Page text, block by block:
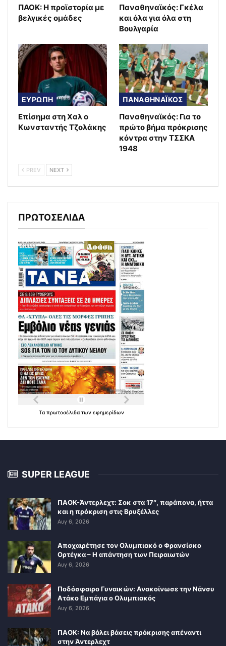
ΠΑΟΚ: Η προϊστορία με
βελγικές ομάδες
Παναθηναϊκός: Γκέλα
και όλα για όλα στη
Βουλγαρία
ΕΥΡΩΠΗ
Επίσημα στη Χαλ ο
Κωνσταντής Τζολάκης
ΠΑΝΑΘΗΝΑΪΚΟΣ
Παναθηναϊκός: Για το
πρώτο βήμα πρόκρισης
κόντρα στην ΤΣΣΚΑ
1948
PREV NEXT
ΠΡΩΤΟΣΕΛΙΔΑ
Τα πρωτοσέλιδα των εφημερίδων
SUPER LEAGUE
ΠΑΟΚ-Άντερλεχτ: Σοκ στα 17″, παράπονα, ήττα
και η πρόκριση στις Βρυξέλλες
Αυγ 6, 2026
Αποχαιρέτησε τον Ολυμπιακό ο Φρανσίσκο
Ορτέγκα – Η απάντηση των Πειραιωτών
Αυγ 6, 2026
Ποδόσφαιρο Γυναικών: Ανακοίνωσε την Νάνσυ
Ατάκο Εμπάγια ο Ολυμπιακός
Αυγ 6, 2026
ΠΑΟΚ: Να βάλει βάσεις πρόκρισης απέναντι
στην Άντερλεχτ